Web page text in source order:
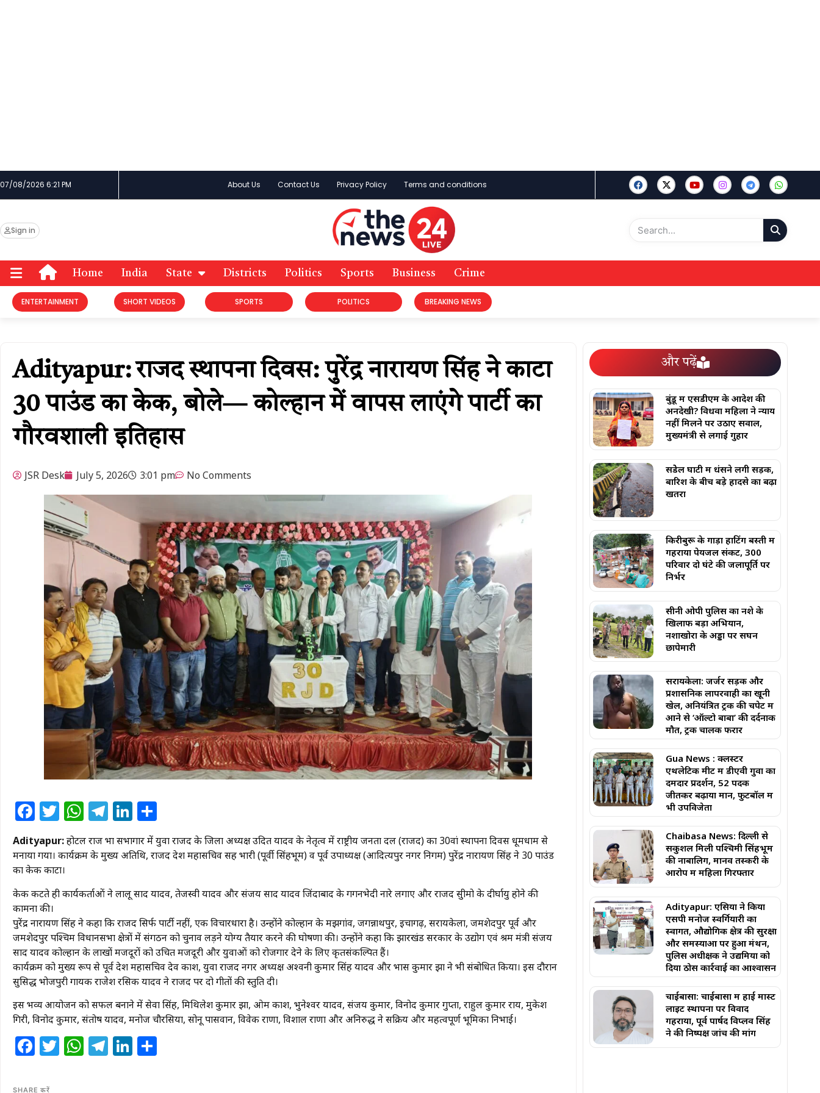
07/08/2026 6:21 PM About Us Contact Us Privacy Policy Terms and conditions
Sign in
Home India State Districts Politics Sports Business Crime
ENTERTAINMENT SHORT VIDEOS SPORTS POLITICS BREAKING NEWS
Adityapur: राजद स्थापना दिवस: पुरेंद्र नारायण सिंह ने काटा
30 पाउंड का केक, बोले— कोल्हान में वापस लाएंगे पार्टी का
गौरवशाली इतिहास
JSR Desk July 5, 2026 3:01 pm No Comments
Facebook
Twitter
WhatsApp
Telegram
LinkedIn
Adityapur:होटल राज प्रभा सभागार में युवा राजद के जिला अध्यक्ष उदित यादव के नेतृत्व में राष्ट्रीय जनता दल (राजद) का 30वां स्थापना दिवस धूमधाम से
मनाया गया। कार्यक्रम के मुख्य अतिथि, राजद प्रदेश महासचिव सह प्रभारी (पूर्वी सिंहभूम) व पूर्व उपाध्यक्ष (आदित्यपुर नगर निगम) पुरेंद्र नारायण सिंह ने 30 पाउंड
का केक काटा।
केक कटते ही कार्यकर्ताओं ने लालू प्रसाद यादव, तेजस्वी यादव और संजय प्रसाद यादव जिंदाबाद के गगनभेदी नारे लगाए और राजद सुप्रीमो के दीर्घायु होने की
कामना की।
​पुरेंद्र नारायण सिंह ने कहा कि राजद सिर्फ पार्टी नहीं, एक विचारधारा है। उन्होंने कोल्हान के मझगांव, जगन्नाथपुर, इचागढ़, सरायकेला, जमशेदपुर पूर्व और
जमशेदपुर पश्चिम विधानसभा क्षेत्रों में संगठन को चुनाव लड़ने योग्य तैयार करने की घोषणा की। उन्होंने कहा कि झारखंड सरकार के उद्योग एवं श्रम मंत्री संजय
प्रसाद यादव कोल्हान के लाखों मजदूरों को उचित मजदूरी और युवाओं को रोजगार देने के लिए कृतसंकल्पित हैं।
​कार्यक्रम को मुख्य रूप से पूर्व प्रदेश महासचिव देव प्रकाश, युवा राजद नगर अध्यक्ष अश्वनी कुमार सिंह यादव और प्रभास कुमार झा ने भी संबोधित किया। इस दौरान
सुप्रसिद्ध भोजपुरी गायक राजेश रसिक यादव ने राजद पर दो गीतों की प्रस्तुति दी।
​इस भव्य आयोजन को सफल बनाने में सेवा सिंह, मिथिलेश कुमार झा, ओम प्रकाश, भुनेश्वर यादव, संजय कुमार, विनोद कुमार गुप्ता, राहुल कुमार राय, मुकेश
गिरी, विनोद कुमार, संतोष यादव, मनोज चौरसिया, सोनू पासवान, विवेक राणा, विशाल राणा और अनिरुद्ध ने सक्रिय और महत्वपूर्ण भूमिका निभाई।
Facebook
Twitter
WhatsApp
Telegram
LinkedIn
SHARE करें
और पढ़ें
बुंडू में एसडीएम के आदेश की
अनदेखी? विधवा महिला ने न्याय
नहीं मिलने पर उठाए सवाल,
मुख्यमंत्री से लगाई गुहार
सेंडेेल घाटी में धंसने लगी सड़क,
बारिश के बीच बड़े हादसे का बढ़ा
खतरा
किरीबुरू के गाड़ा हाटिंग बस्ती में
गहराया पेयजल संकट, 300
परिवार दो घंटे की जलापूर्ति पर
निर्भर
सीनी ओपी पुलिस का नशे के
खिलाफ बड़ा अभियान,
नशाखोरों के अड्डों पर सघन
छापेमारी
सरायकेला: जर्जर सड़क और
प्रशासनिक लापरवाही का खूनी
खेल, अनियंत्रित ट्रक की चपेट में
आने से ‘ऑल्टो बाबा’ की दर्दनाक
मौत, ट्रक चालक फरार
Gua News : क्लस्टर
एथलेटिक मीट में डीएवी गुवा का
दमदार प्रदर्शन, 52 पदक
जीतकर बढ़ाया मान, फुटबॉल में
भी उपविजेता
Chaibasa News: दिल्ली से
सकुशल मिली पश्चिमी सिंहभूम
की नाबालिग, मानव तस्करी के
आरोप में महिला गिरफ्तार
Adityapur: एसिया ने किया
एसपी मनोज स्वर्गियारी का
स्वागत, औद्योगिक क्षेत्र की सुरक्षा
और समस्याओं पर हुआ मंथन,
पुलिस अधीक्षक ने उद्यमियों को
दिया ठोस कार्रवाई का आश्वासन
चाईबासा: चाईबासा में हाई मास्ट
लाइट स्थापना पर विवाद
गहराया, पूर्व पार्षद विप्लव सिंह
ने की निष्पक्ष जांच की मांग